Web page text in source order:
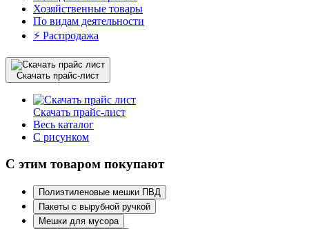
Хозяйственные товары
По видам деятельности
⚡️ Распродажа
Скачать прайс-лист
Скачать прайс-лист
Весь каталог
С рисунком
С этим товаром покупают
Полиэтиленовые мешки ПВД
Пакеты с вырубной ручкой
Мешки для мусора